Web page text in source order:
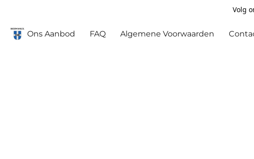
Volg
Ons Aanbod FAQ Algemene Voorwaarden